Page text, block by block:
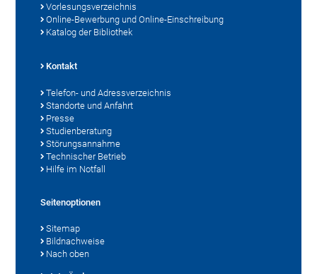
Vorlesungsverzeichnis
Online-Bewerbung und Online-Einschreibung
Katalog der Bibliothek
Kontakt
Telefon- und Adressverzeichnis
Standorte und Anfahrt
Presse
Studienberatung
Störungsannahme
Technischer Betrieb
Hilfe im Notfall
Seitenoptionen
Sitemap
Bildnachweise
Nach oben